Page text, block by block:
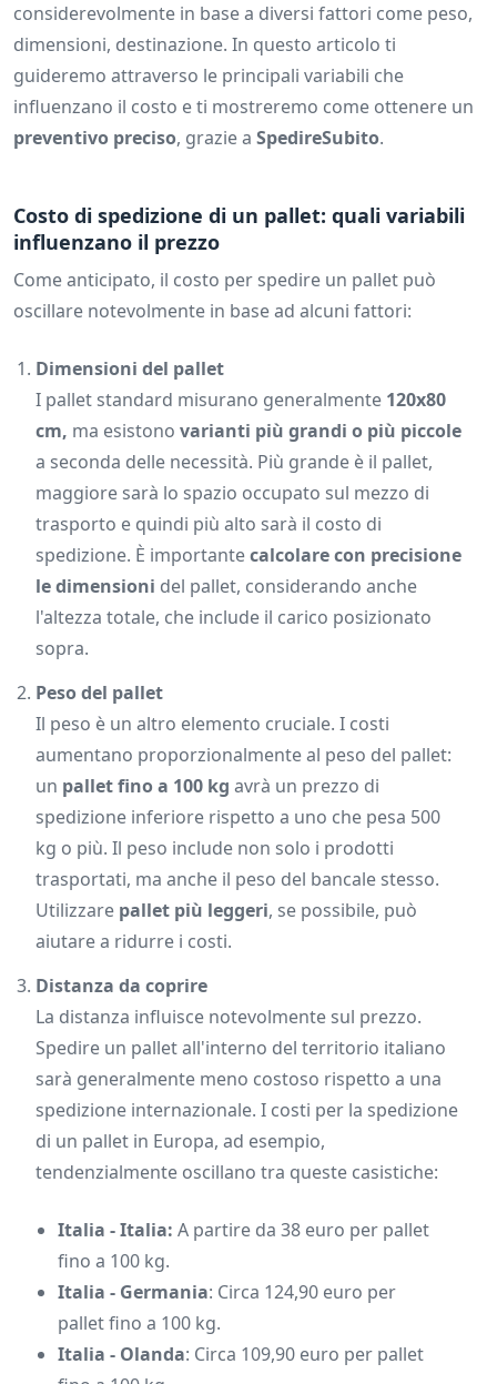
considerevolmente in base a diversi fattori come peso,
dimensioni, destinazione. In questo articolo ti
guideremo attraverso le principali variabili che
influenzano il costo e ti mostreremo come ottenere un
preventivo preciso, grazie a SpedireSubito.
Costo di spedizione di un pallet: quali variabili
influenzano il prezzo
Come anticipato, il costo per spedire un pallet può
oscillare notevolmente in base ad alcuni fattori:
Dimensioni del pallet
I pallet standard misurano generalmente 120x80
cm, ma esistono varianti più grandi o più piccole
a seconda delle necessità. Più grande è il pallet,
maggiore sarà lo spazio occupato sul mezzo di
trasporto e quindi più alto sarà il costo di
spedizione. È importantecalcolare con precisione
le dimensioni del pallet, considerando anche
l'altezza totale, che include il carico posizionato
sopra.
Peso del pallet
Il peso è un altro elemento cruciale. I costi
aumentano proporzionalmente al peso del pallet:
un pallet fino a 100 kg avrà un prezzo di
spedizione inferiore rispetto a uno che pesa 500
kg o più. Il peso include non solo i prodotti
trasportati, ma anche il peso del bancale stesso.
Utilizzare pallet più leggeri, se possibile, può
aiutare a ridurre i costi.
Distanza da coprire
La distanza influisce notevolmente sul prezzo.
Spedire un pallet all'interno del territorio italiano
sarà generalmente meno costoso rispetto a una
spedizione internazionale. I costi per la spedizione
di un pallet in Europa, ad esempio,
tendenzialmente oscillano tra queste casistiche:
Italia - Italia: A partire da 38 euro per pallet
fino a 100 kg.
Italia - Germania: Circa 124,90 euro per
pallet fino a 100 kg.
Italia - Olanda: Circa 109,90 euro per pallet